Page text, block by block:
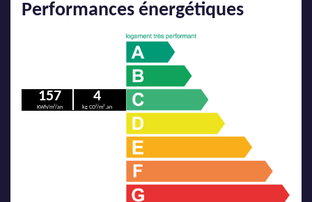
Performances énergétiques
157
KWh/m²/an
4
kg CO²/m².an